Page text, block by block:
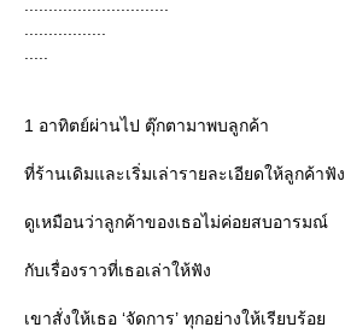
1 อาทิตย์ผ่านไป ตุ๊กตามาพบลูกค้า
ที่ร้านเดิมและเริ่มเล่ารายละเอียดให้ลูกค้าฟัง
ดูเหมือนว่าลูกค้าของเธอไม่ค่อยสบอารมณ์
กับเรื่องราวที่เธอเล่าให้ฟัง
เขาสั่งให้เธอ ‘จัดการ’ ทุกอย่างให้เรียบร้อ